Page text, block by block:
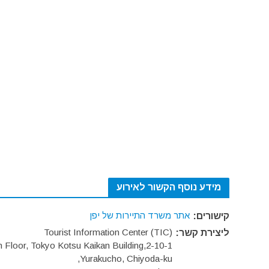
מידע נוסף הקשור לאירוע
קישורים: אתר משרד התיירות של יפן
ליצירת קשר: Tourist Information Center (TIC)
Floor, Tokyo Kotsu Kaikan Building,2-10-1
Yurakucho, Chiyoda-ku,